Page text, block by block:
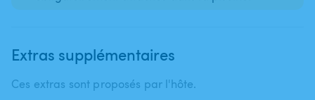
Extras supplémentaires
Ces extras sont proposés par l'hôte.